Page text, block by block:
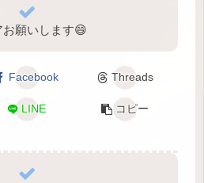
お願いします😄
Facebook Threads
LINE コピー